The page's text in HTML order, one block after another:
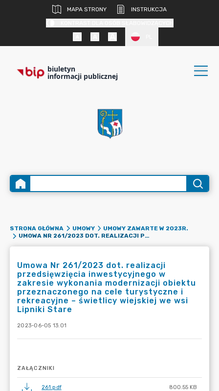
MAPA STRONY
INSTRUKCJA
biuletyn
informacji publicznej
STRONA GŁÓWNA UMOWY
UMOWY ZAWARTE W 2023R.
UMOWA NR 261/2023 DOT. REALIZACJI PRZEDSIĘWZIĘCIA INWESTYCYJNEGO W ZAKRESIE WYKONANIA MODERNIZACJI OBIEKTU PRZEZNACZONEGO NA CELE TURYSTYCZNE I REKREACYJNE – ŚWIETLICY WIEJSKIEJ WE WSI LIPNIKI STARE
Umowa Nr 261/2023 dot. realizacji
przedsięwzięcia inwestycyjnego w
zakresie wykonania modernizacji obiektu
przeznaczonego na cele turystyczne i
rekreacyjne – świetlicy wiejskiej we wsi
Lipniki Stare
2023-06-05 13:01
ZAŁĄCZNIKI
261.pdf 800.55 KB